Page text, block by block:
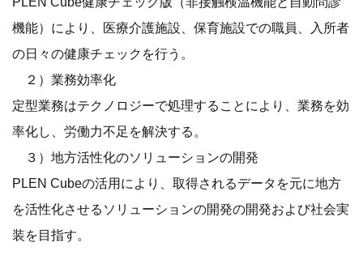
機能）により、医療介護施設、保育施設での職員、入所者
の日々の健康チェックを行う。
２）業務効率化
定型業務はテクノロジーで処理することにより、業務を効
率化し、労働力不足を解決する。
３）地方活性化のソリューションの開発
PLEN Cubeの活用により、取得されるデータを元に地方
を活性化させるソリューションの開発の開発および社会実
装を目指す。